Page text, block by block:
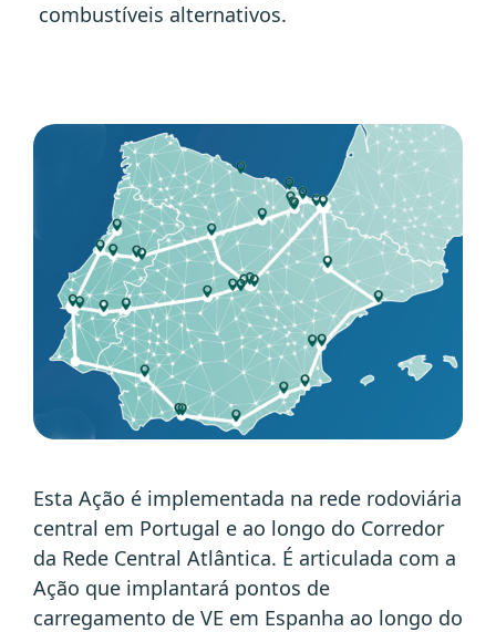
combustíveis alternativos.
Esta Ação é implementada na rede rodoviária
central em Portugal e ao longo do Corredor
da Rede Central Atlântica. É articulada com a
Ação que implantará pontos de
carregamento de VE em Espanha ao longo do